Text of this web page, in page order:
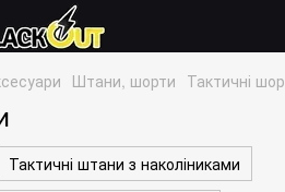
Штани, шорти Тактичні
Тактичні штани з наколіниками